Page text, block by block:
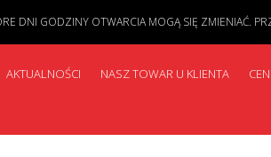
AKTUALNOŚCI NASZ TOWAR U KLIENTA
DNI GODZINY OTWARCIA MOGĄ SIĘ ZMIENIAĆ.